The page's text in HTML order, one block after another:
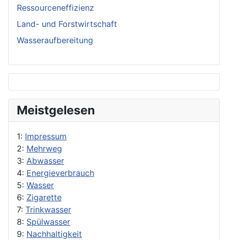
Ressourceneffizienz
Land- und Forstwirtschaft
Wasseraufbereitung
Meistgelesen
1: Impressum
2: Mehrweg
3: Abwasser
4: Energieverbrauch
5: Wasser
6: Zigarette
7: Trinkwasser
8: Spülwasser
9: Nachhaltigkeit